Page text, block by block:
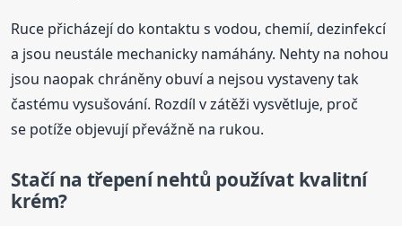
Ruce přicházejí do kontaktu s vodou, chemií, dezinfekcí
a jsou neustále mechanicky namáhány. Nehty na nohou
jsou naopak chráněny obuví a nejsou vystaveny tak
častému vysušování. Rozdíl v zátěži vysvětluje, proč
se potíže objevují převážně na rukou.
Stačí na třepenínehtů používat kvalitní
krém?